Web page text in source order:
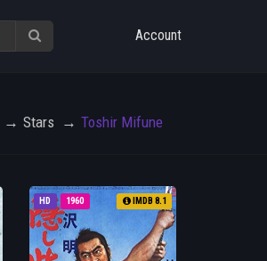
Account
Stars Toshir Mifune
HD 1960 IMDB 8.1